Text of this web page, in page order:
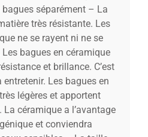
séparément – La
très résistante. Les
ne se rayent ni ne se
bagues en céramique
et brillance. C’est
Les bagues en
légères et apportent
céramique a l’avantage
et conviendra